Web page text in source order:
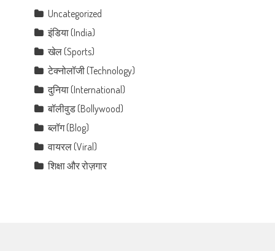
Uncategorized
इंडिया (India)
खेल (Sports)
टेक्नोलॉजी (Technology)
दुनिया (International)
बॉलीवुड (Bollywood)
ब्लॉग (Blog)
वायरल (Viral)
शिक्षा और रोज़गार